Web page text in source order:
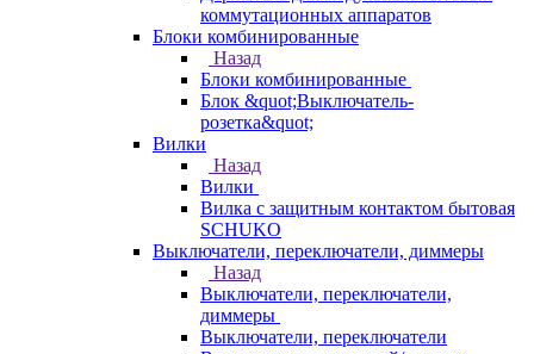
коммутационных аппаратов
Блоки комбинированные
Назад
Блоки комбинированные
Блок &quot;Выключатель-
розетка&quot;
Вилки
Назад
Вилки
Вилка с защитным контактом бытовая
SCHUKO
Выключатели, переключатели, диммеры
Назад
Выключатели, переключатели,
диммеры
Выключатели, переключатели